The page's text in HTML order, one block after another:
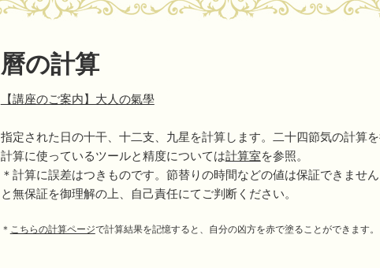
曆の計算
【講座のご案内】大人の氣學
指定された日の十干、十二支、九星を計算します。二十四節気の計算を
計算に使っているツールと精度については計算室を参照。
＊計算に誤差はつきものです。節替りの時間などの値は保証できませ
と無保証を御理解の上、自己責任にてご判断ください。
＊ こちらの計算ページで計算結果を記憶すると、自分の凶方を赤で塗ることができます。